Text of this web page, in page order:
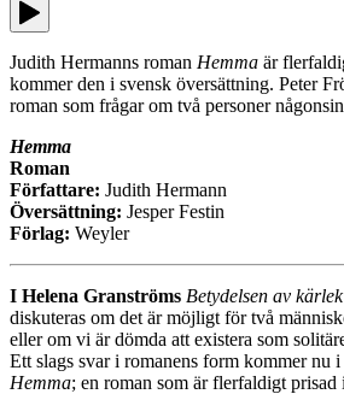
Judith Hermanns roman Hemma är
kommer den i svensk översättning. Peter
roman som frågar om två personer
Hemma
Roman
Författare: Judith Hermann
Översättning: Jesper Festin
Förlag: Weyler
I Helena Granströms Betydelsen av kärlek
diskuteras om det är möjligt för två
eller om vi är dömda att existera som
Ett slags svar i romanens form kommer nu
Hemma; en roman som är flerfaldigt